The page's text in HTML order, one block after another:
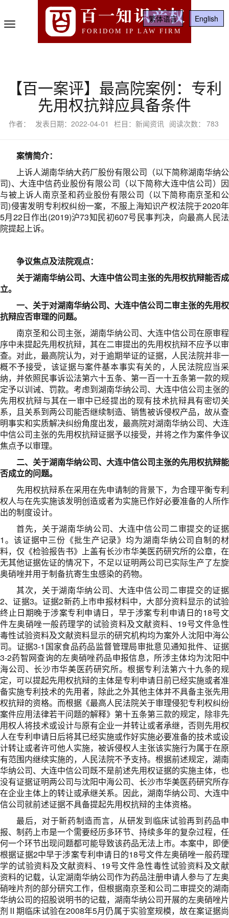
百一知识产权
FORIDOM IP LAW FIRM
English
繁体语言
Toggle
Navigation
【百一案评】最高院案例：专利
先用权抗辩应具备条件
作者： 发表日期：2022-04-01 栏目：新闻资讯 阅读次数： 783
案情简介：
上诉人湖南华纳大药厂股份有限公司（以下简称湖南华纳公
司)、大连中信药业股份有限公司（以下简称大连中信公司）因
与被上诉人南京圣和药业股份有限公司（以下简称南京圣和公
司)侵害发明专利权纠纷一案，不服上海知识产权法院于2020年
5月22日作出(2019)沪73知民初607号民事判决，向最高人民法
院提起上诉。
争议焦点及法院观点：
关于湖南华纳公司、大连中信公司主张的先用权抗辩能否成
立。
一、关于对湖南华纳公司、大连中信公司二审主张的先用权
抗辩应否审理的问题。
南京圣和公司主张，湖南华纳公司、大连中信公司在原审程
序中未提起先用权抗辩，其在二审提出的先用权抗辩不应予以审
查。对此，最高院认为，对于逾期举证的证据，人民法院并非一
概不予接受，该证据与案件基本事实有关的，人民法院应当采
纳，并依照民事诉讼法第六十五条、第一百一十五条第一款的规
定予以训诫、罚款。考虑到湖南华纳公司、大连中信公司主张的
先用权抗辩与其在一审中已经提出的现有技术抗辩具有密切关
系，且关系到两公司能否继续制造、销售被诉侵权产品，故从查
明事实和实质解决纠纷角度出发，最高院对湖南华纳公司、大连
中信公司主张的先用权抗辩证据予以接受，并将之作为案件争议
焦点予以审理。
二、关于湖南华纳公司、大连中信公司主张的先用权抗辩能
否成立的问题。
先用权抗辩系在采用在先申请制的背景下，为合理平衡专利
权人与在先实施该发明创造或者为实施已作好必要准备的人所作
出的制度设计。
首先，关于湖南华纳公司、大连中信公司二审提交的证据
1。该证据中三份《批生产记录》均为湖南华纳公司自制的材
料，仅《检验报告书》上盖有长沙市华美医药研究所的公章，在
无其他证据佐证的情况下，不足以证明两公司已实际生产了左旋
奥硝唑并用于制备抗寄生虫感染的药物。
其次，关于湖南华纳公司、大连中信公司二审提交的证据
2、证据3。证据2新药上市申报材料中，大部分资料显示的试验
终止日期晚于涉案专利申请日，早于涉案专利申请日的18号文
件左奥硝唑一般药理学的试验资料及文献资料、19号文件急性
毒性试验资料及文献资料显示的研究机构均为案外人沈阳中海公
司。证据3-1国家食品药品监督管理局审批意见通知批件、证据
3-2药智网查询的左奥硝唑药品申报信息，所涉主体均为沈阳中
海公司、长沙市华美医药研究所。根据专利法第六十九条的规
定，可以提起先用权抗辩的主体是专利申请日前已经实施或者准
备实施专利技术的先用者，除此之外其他主体并不具备主张先用
权抗辩的资格。而根据《最高人民法院关于审理侵犯专利权纠纷
案件应用法律若干问题的解释》第十五条第三款的规定，除非先
用权人将技术或设计与原有企业一并转让或者承继，否则先用权
人在专利申请日后将其已经实施或作好实施必要准备的技术或设
计转让或者许可他人实施，被诉侵权人主张该实施行为属于在原
有范围内继续实施的，人民法院不予支持。根据前述规定，湖南
华纳公司、大连中信公司既不是前述先用权证据的实施主体，也
没有证据证明两公司与沈阳中海公司、长沙市华美医药研究所存
在企业主体上的转让或承继关系。因此，湖南华纳公司、大连中
信公司就前述证据不具备提起先用权抗辩的主体资格。
最后，对于新药制造而言，从研发到临床试验再到药品申
报、制药上市是一个需要经历多环节、持续多年的复杂过程，任
何一个环节出现问题都可能导致该药品无法上市。本案中，即便
根据证据2中早于涉案专利申请日的18号文件左奥硝唑一般药理
学的试验资料及文献资料、19号文件急性毒性试验资料及文献
资料的记载，认定湖南华纳公司作为药品注册申请人参与了左奥
硝唑片剂的部分研究工作，但根据南京圣和公司二审提交的湖南
华纳公司的招股说明书的记载，湖南华纳公司开展的左奥硝唑片
剂Ⅱ期临床试验在2008年5月仍属于实验室规模，故在案证据尚